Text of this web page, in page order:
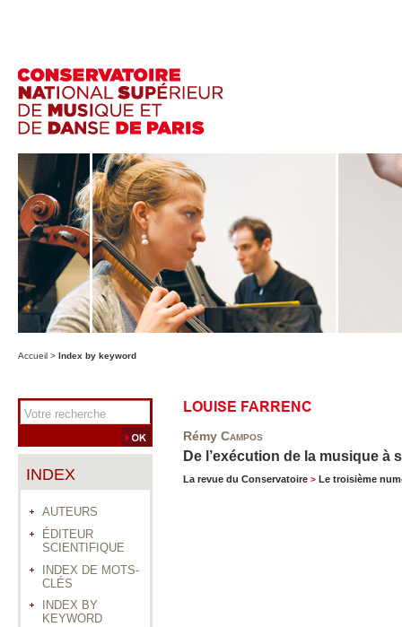
Accueil > Index by keyword
INDEX
AUTEURS
ÉDITEUR
SCIENTIFIQUE
INDEX DE MOTS-
CLÉS
INDEX BY
KEYWORD
LOUISE FARRENC
Rémy Campos
De l’exécution de la musique à
La revue du Conservatoire > Le troisième